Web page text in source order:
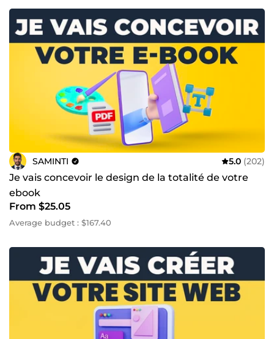
SAMINTI 5.0 (202)
Je vais concevoir le design de la totalité de votre
ebook
From $25.05
Average budget : $167.40